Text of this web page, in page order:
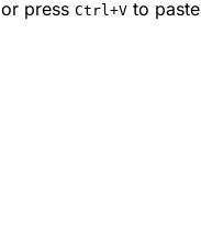
or press Ctrl +V to paste